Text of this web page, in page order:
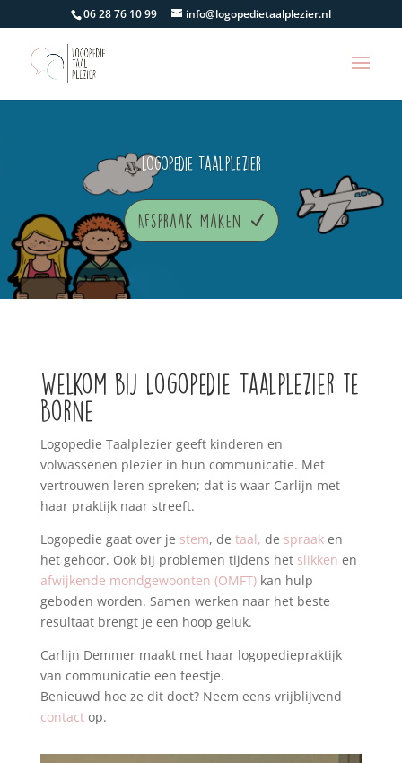
06 28 76 10 99 info@logopedietaalplezier.nl
Logopedie Taalplezier
Afspraak maken
Welkom bij Logopedie Taalplezier te
Borne
Logopedie Taalplezier geeft kinderen en
volwassenen plezier in hun communicatie. Met
vertrouwen leren spreken; dat is waar Carlijn met
haar praktijk naar streeft.
Logopedie gaat over je stem, de taal, de spraaken
het gehoor. Ook bij problemen tijdens het slikken en
afwijkende mondgewoonten (OMFT)kan hulp
geboden worden. Samen werken naar het beste
resultaat brengt je een hoop geluk.
Carlijn Demmer maakt met haar logopediepraktijk
van communicatie een feestje.
Benieuwd hoe ze dit doet? Neem eens vrijblijvend
contactop.